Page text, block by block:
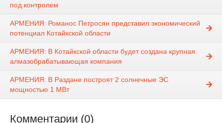
под контролем
АРМЕНИЯ: Романос Петросян представил экономический
потенциал Котайкской области
АРМЕНИЯ: В Котайкской области будет создана крупная
алмазобрабатывающая компания
АРМЕНИЯ: В Раздане построят 2 солнечные ЭС
мощностью 1 МВт
Комментарии (0)